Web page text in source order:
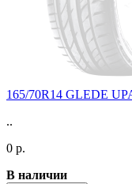
165/70R14 GLEDE
..
0 р.
В наличии